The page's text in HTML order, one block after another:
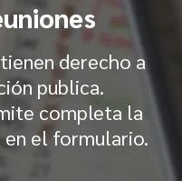
de personal y
Justicia
derecho a
publica.
completa la
el formulario.